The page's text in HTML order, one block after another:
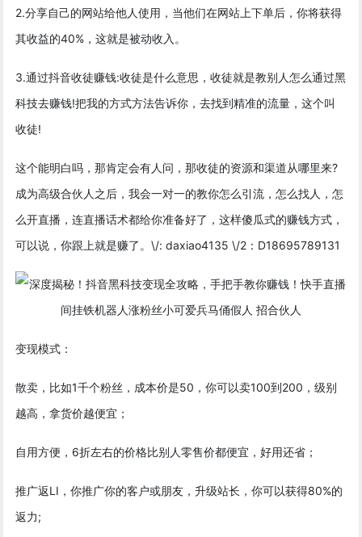
2.分享自己的网站给他人使用，当他们在网站上下单后，你将获得
其收益的40%，这就是被动收入。
3.通过抖音收徒赚钱:收徒是什么意思，收徒就是教别人怎么通过黑
科技去赚钱!把我的方式方法告诉你，去找到精准的流量，这个叫
收徒!
这个能明白吗，那肯定会有人问，那收徒的资源和渠道从哪里来?
成为高级合伙人之后，我会一对一的教你怎么引流，怎么找人，怎
么开直播，连直播话术都给你准备好了，这样傻瓜式的赚钱方式，
可以说，你跟上就是赚了。\/: daxiao4135 \/2：D18695789131
变现模式：
散卖，比如1千个粉丝，成本价是50，你可以卖100到200，级别
越高，拿货价越便宜；
自用方便，6折左右的价格比别人零售价都便宜，好用还省；
推广返LI，你推广你的客户或朋友，升级站长，你可以获得80%的
返力;